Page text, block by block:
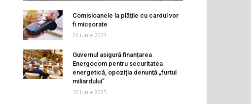
Comisioanele la plățile cu cardul vor
fi micșorate
26 iunie 2023
Guvernul asigură finanțarea
Energocom pentru securitatea
energetică, opoziția denunță „furtul
miliardului”
12 iunie 2025